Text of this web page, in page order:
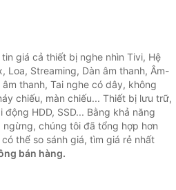
giá cả thiết bị nghe nhìn Tivi, Hệ
Loa, Streaming, Dàn âm thanh, Âm-
thanh, Tai nghe có dây, không
chiếu, màn chiếu... Thiết bị lưu trữ,
HDD, SSD... Bằng khả năng
chúng tôi đã tổng hợp hơn
thể so sánh giá, tìm giá rẻ nhất
bán hàng.